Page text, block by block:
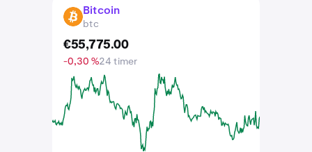
BTC Bitcoin
btc
€55,775.00
-0,30 %24 timer